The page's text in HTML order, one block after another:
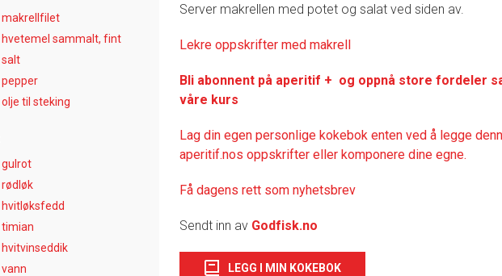
makrellfilet
hvetemel sammalt, fint
salt
pepper
olje til steking
gulrot
rødløk
hvitløksfedd
timian
hvitvinseddik
vann
Server makrellen med potet og salat ved siden av.
Lekre oppskrifter med makrell
Bli abonnent på aperitif + og oppnå store fordeler
våre kurs
Lag din egen personlige kokebok enten ved å legge
aperitif.nos oppskrifter eller komponere dine egne.
Få dagens rett som nyhetsbrev
Sendt inn av Godfisk.no
LEGG I MIN KOKEBOK